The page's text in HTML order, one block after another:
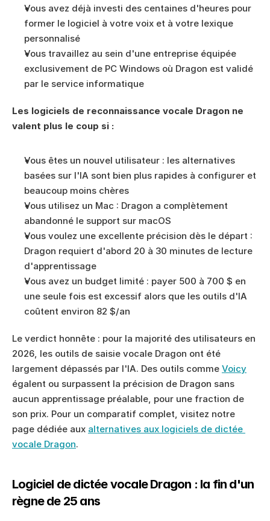
Vous avez déjà investi des centaines d'heures pour
former le logiciel à votre voix et à votre lexique
personnalisé
Vous travaillez au sein d'une entreprise équipée
exclusivement de PC Windows où Dragon est validé
par le service informatique
Les logiciels de reconnaissance vocale Dragon ne
valent plus le coup si :
Vous êtes un nouvel utilisateur : les alternatives
basées sur l'IA sont bien plus rapides à configurer et
beaucoup moins chères
Vous utilisez un Mac : Dragon a complètement
abandonné le support sur macOS
Vous voulez une excellente précision dès le départ :
Dragon requiert d'abord 20 à 30 minutes de lecture
d'apprentissage
Vous avez un budget limité : payer 500 à 700 $ en
une seule fois est excessif alors que les outils d'IA
coûtent environ 82 $/an
Le verdict honnête : pour la majorité des utilisateurs en
2026, les outils de saisie vocale Dragon ont été
largement dépassés par l'IA. Des outils comme Voicy
égalent ou surpassent la précision de Dragon sans
aucun apprentissage préalable, pour une fraction de
son prix. Pour un comparatif complet, visitez notre
page dédiée aux alternatives aux logiciels de dictée
vocale Dragon.
Logiciel de dictée vocale Dragon : la fin d'un
règne de 25 ans